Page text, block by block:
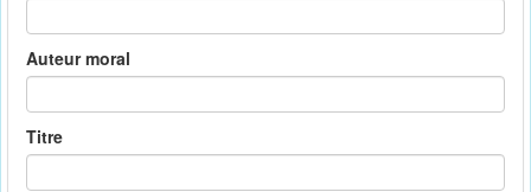
Auteur moral
Titre